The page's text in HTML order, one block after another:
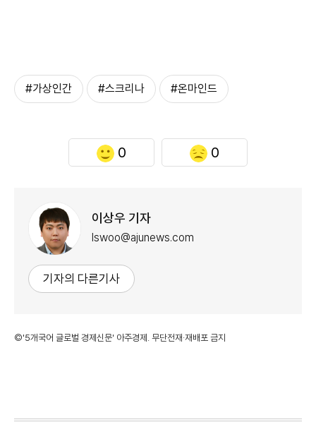
#가상인간 #스크리나 #온마인드
0 0
이상우 기자
lswoo@ajunews.com
기자의 다른기사
©'5개국어 글로벌 경제신문' 아주경제. 무단전재·재배포 금지